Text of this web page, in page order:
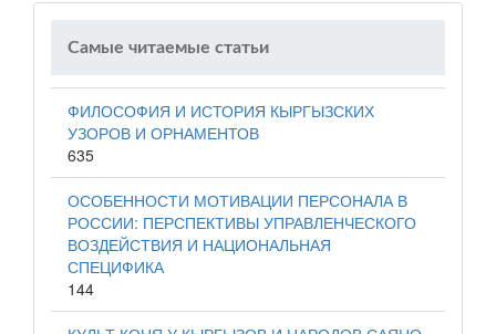
Самые читаемые статьи
ФИЛОСОФИЯ И ИСТОРИЯ КЫРГЫЗСКИХ
УЗОРОВ И ОРНАМЕНТОВ
635
ОСОБЕННОСТИ МОТИВАЦИИ ПЕРСОНАЛА В
РОССИИ: ПЕРСПЕКТИВЫ УПРАВЛЕНЧЕСКОГО
ВОЗДЕЙСТВИЯ И НАЦИОНАЛЬНАЯ
СПЕЦИФИКА
144